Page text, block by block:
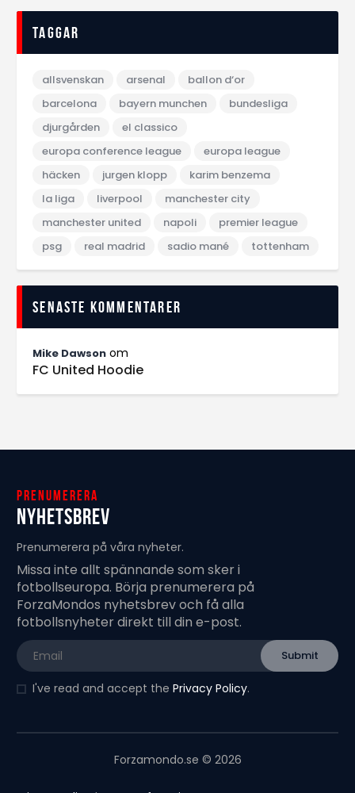
Taggar
allsvenskan arsenal
ballon d‘or
barcelona
bayern munchen
bundesliga
djurgården
el classico
europa conference league
europa league
häcken
jurgen klopp
karim benzema
la liga
liverpool
manchester city
manchester united
napoli
premier league
psg
real madrid sadio mané tottenham
Senaste kommentarer
Mike Dawson om
FC United Hoodie
Prenumerera
Nyhetsbrev
Prenumerera på våra nyheter.
Missa inte allt spännande som sker i
fotbollseuropa. Börja prenumerera på
ForzaMondos nyhetsbrev och få alla
fotbollsnyheter direkt till din e-post.
I've read and accept the Privacy Policy.
Forzamondo.se © 2026